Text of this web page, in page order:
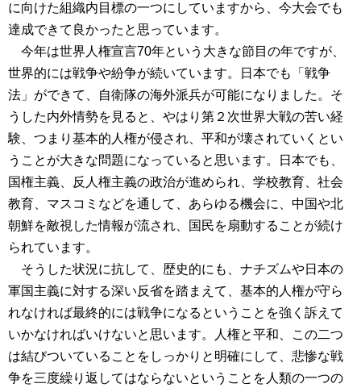
に向けた組織内目標の一つにしていますから、今大会でも
達成できて良かったと思っています。
今年は世界人権宣言70年という大きな節目の年ですが、
世界的には戦争や紛争が続いています。日本でも「戦争
法」ができて、自衛隊の海外派兵が可能になりました。そ
うした内外情勢を見ると、やはり第２次世界大戦の苦い経
験、つまり基本的人権が侵され、平和が壊されていくとい
うことが大きな問題になっていると思います。日本でも、
国権主義、反人権主義の政治が進められ、学校教育、社会
教育、マスコミなどを通して、あらゆる機会に、中国や北
朝鮮を敵視した情報が流され、国民を扇動することが続け
られています。
そうした状況に抗して、歴史的にも、ナチズムや日本の
軍国主義に対する深い反省を踏まえて、基本的人権が守ら
れなければ最終的には戦争になるということを強く訴えて
いかなければいけないと思います。人権と平和、この二つ
は結びついていることをしっかりと明確にして、悲惨な戦
争を三度繰り返してはならないということを人類の一つの